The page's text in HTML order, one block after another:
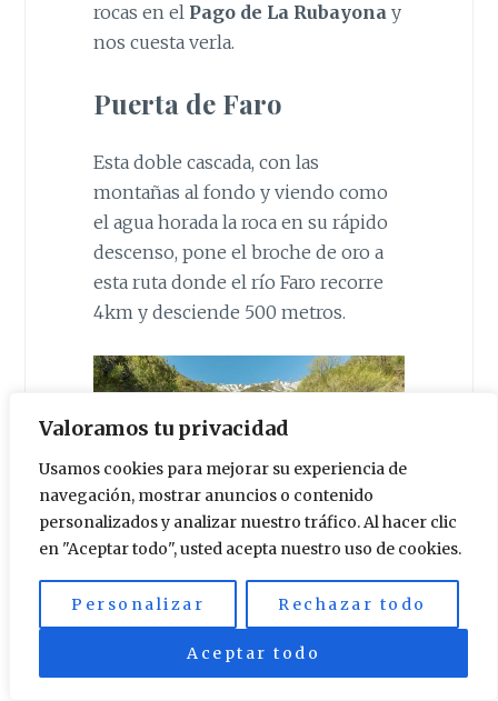
Valoramos tu privacidad
Usamos cookies para mejorar su experiencia de
navegación, mostrar anuncios o contenido
personalizados y analizar nuestro tráfico. Al hacer clic
en "Aceptar todo", usted acepta nuestro uso de cookies.
Personalizar Rechazar todo
Aceptar todo
rocas en el Pago de La Rubayonay
nos cuesta verla.
Puerta de Faro
Esta doble cascada, con las
montañas al fondo y viendo como
el agua horada la roca en su rápido
descenso, pone el broche de oro a
esta ruta donde el río Faro recorre
4km y desciende 500 metros.
Ruta de las Cascadas del
Río Faro, de regreso a
Redipuertas